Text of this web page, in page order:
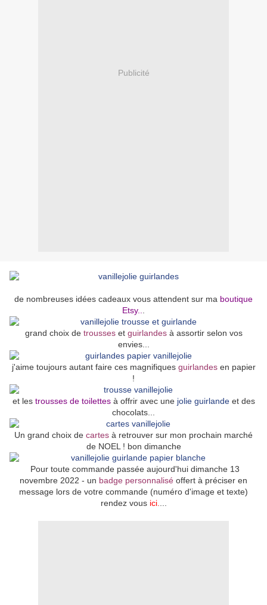
Publicité
de nombreuses idées cadeaux vous attendent sur ma boutique
Etsy..
grand choix de trousseset guirlandesà assortir selon vos
envies...
j'aime toujours autant faire ces magnifiques guirlandesen papier
!
et les trousses de toilettesà offrir avec une jolie guirlandeet des
chocolats...
Un grand choix de cartes à retrouver sur mon prochain marché
de NOEL ! bon dimanche
Pour toute commande passée aujourd'hui dimanche 13
novembre 2022 - un badge personnalisé offert à préciser en
message lors de votre commande (numéro d'image et texte)
rendez vous ici.